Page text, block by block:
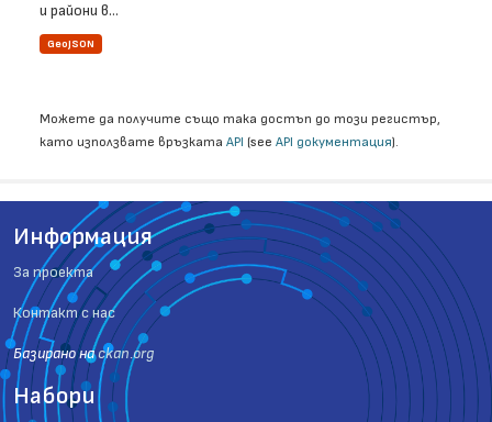
и райони в...
GeoJSON
Можете да получите също така достъп до този регистър,
като използвате връзката API (see API документация).
Информация
За проекта
Контакт с нас
Базиранo наckan.org
Набори